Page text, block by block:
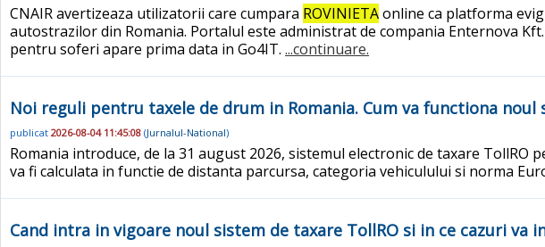
CNAIR avertizeaza utilizatorii care cumpara ROVINIETAonline ca platforma
autostrazilor din Romania. Portalul este administrat de compania Enternova
pentru soferi apare prima data in Go4IT. ...continuare.
Noi reguli pentru taxele de drum in Romania. Cum va functiona noul
publicat 2026-08-04 11:45:08 (Jurnalul-National)
Romania introduce, de la 31 august 2026, sistemul electronic de taxare
va fi calculata in functie de distanta parcursa, categoria vehiculului si norma
Cand intra in vigoare noul sistem de taxare TollRO si in ce cazuri va